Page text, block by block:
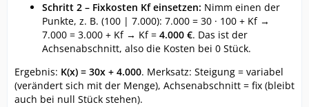
Schritt 2 – Fixkosten Kf einsetzen: Nimm einen der
Punkte, z. B. (100 | 7.000): 7.000 = 30 · 100 + Kf →
7.000 = 3.000 + Kf → Kf = 4.000 €. Das ist der
Achsenabschnitt, also die Kosten bei 0 Stück.
Ergebnis: K(x) = 30x + 4.000. Merksatz: Steigung = variabel
(verändert sich mit der Menge), Achsenabschnitt = fix (bleibt
auch bei null Stück stehen).